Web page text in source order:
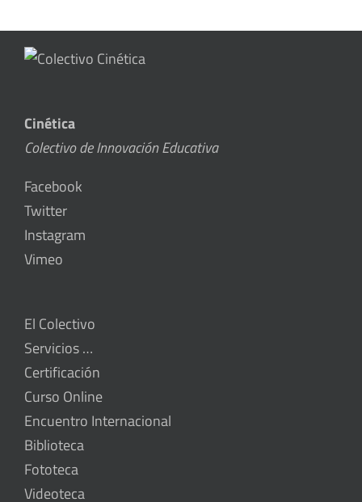
Cinética
Colectivo de Innovación Educativa
Facebook
Twitter
Instagram
Vimeo
El Colectivo
Servicios …
Certificación
Curso Online
Encuentro Internacional
Biblioteca
Fototeca
Videoteca